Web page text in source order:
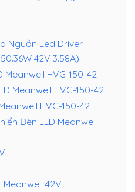
Nguồn Led Driver
42V 3.58A)
Meanwell HVG-150-42
Meanwell HVG-150-42
HVG-150-42
Đèn LED Meanwell
42V